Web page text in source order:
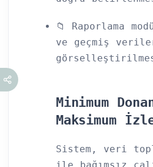
📁 Raporlama
ve geçmiş
Minimum
Maksimum
Sistem, veri